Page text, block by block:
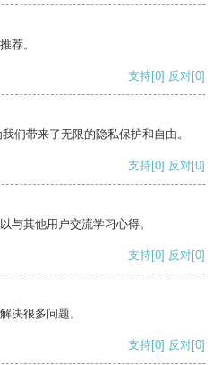
荐。
支持[0] 反对[0]
们带来了无限的隐私保护和自由。
支持[0] 反对[0]
与其他用户交流学习心得。
支持[0] 反对[0]
决很多问题。
支持[0] 反对[0]